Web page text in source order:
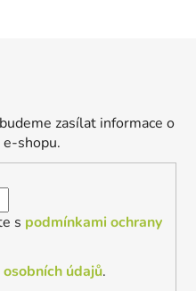
zasílat informace o
e-shopu.
s podmínkami ochrany
údajů.